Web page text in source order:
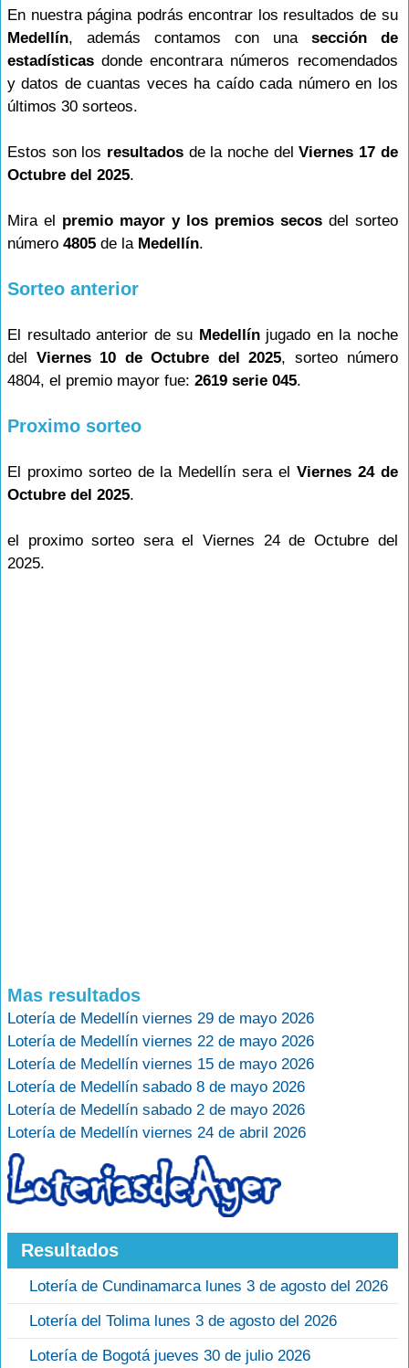
En nuestra página podrás encontrar los resultados de su
Medellín, además contamos con una sección de
estadísticas donde encontrara números recomendados
y datos de cuantas veces ha caído cada número en los
últimos 30 sorteos.
Estos son los resultadosde la noche delViernes 17 de
Octubre del 2025.
Mira el premio mayor y los premios secosdel sorteo
número 4805 de la Medellín.
Sorteo anterior
El resultado anterior de su Medellínjugado en la noche
del Viernes 10 de Octubre del 2025, sorteo número
4804, el premio mayor fue: 2619 serie 045.
Proximo sorteo
El proximo sorteo de la Medellín sera el Viernes 24 de
Octubre del 2025.
el proximo sorteo sera el Viernes 24 de Octubre del
2025.
Mas resultados
Lotería de Medellín viernes 29 de mayo 2026
Lotería de Medellín viernes 22 de mayo 2026
Lotería de Medellín viernes 15 de mayo 2026
Lotería de Medellín sabado 8 de mayo 2026
Lotería de Medellín sabado 2 de mayo 2026
Lotería de Medellín viernes 24 de abril 2026
Resultados
Lotería de Cundinamarca lunes 3 de agosto del 2026
Lotería del Tolima lunes 3 de agosto del 2026
Lotería de Bogotá jueves 30 de julio 2026